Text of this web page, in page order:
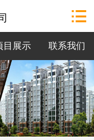
政策法规
资讯中心
招标公告
项目展示

目展示 联系我们